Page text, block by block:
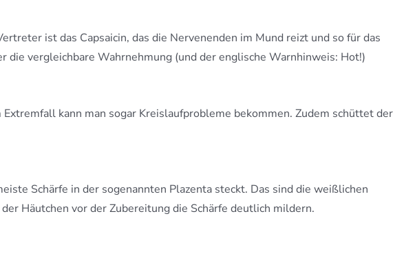
ist das Capsaicin, das die Nervenenden im Mund reizt und so für das
vergleichbare Wahrnehmung (und der englische Warnhinweis: Hot!)
kann man sogar Kreislaufprobleme bekommen. Zudem schüttet der
Schärfe in der sogenannten Plazenta steckt. Das sind die weißlichen
Häutchen vor der Zubereitung die Schärfe deutlich mildern.